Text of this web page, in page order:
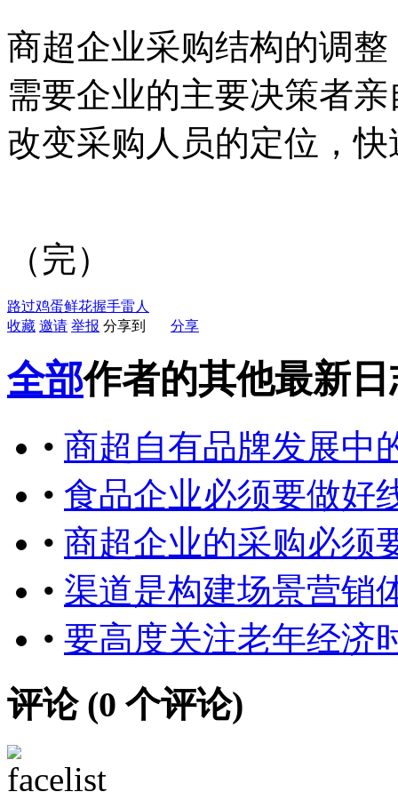
商超企业采购结构的调
需要企业的主要决策者
改变采购人员的定位，
（完）
路过鸡蛋鲜花握手雷人
收藏 邀请 举报 分享到 分享
全部作者的其他最新日
• 商超自有品牌发展中
• 食品企业必须要做好
• 商超企业的采购必须
• 渠道是构建场景营销
• 要高度关注老年经济
评论 (0 个评论)